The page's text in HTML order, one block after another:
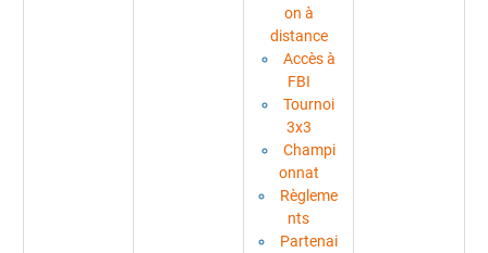
on à
distance
Accès à
FBI
Tournoi
3x3
Champi
onnat
Règleme
nts
Partenai